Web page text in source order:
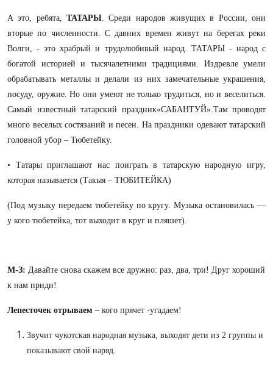
А это, ребята,ТАТАРЫ. Среди народов живущих в России, они
вторые по численности. С давних времен живут на берегах реки
Волги, - это храбрый и трудолюбивый народ. ТАТАРЫ - народ с
богатой историей и тысячалетними традициями. Издревле умели
обрабатывать металлы и делали из них замечательные украшения,
посуду, оружие. Но они умеют не только трудиться, но и веселиться.
Самый известный татарский праздник«САБАНТУЙ».Там проводят
много веселых состязаний и песен. На праздники одевают татарский
головной убор – Тюбетейку.
• Татары приглашают нас поиграть в татарскую народную игру,
которая называется (Такыя – ТЮБИТЕЙКА)
(Под музыку передаем тюбетейку по кругу. Музыка остановилась —
у кого тюбетейка, тот выходит в круг и пляшет).
М-З:Давайте снова скажем все дружно: раз, два, три! Друг хороший
к нам приди!
Лепесточек отрываем – кого прячет -угадаем!
Звучит чукотская народная музыка, выходят дети из 2 группы и
показывают свой наряд.